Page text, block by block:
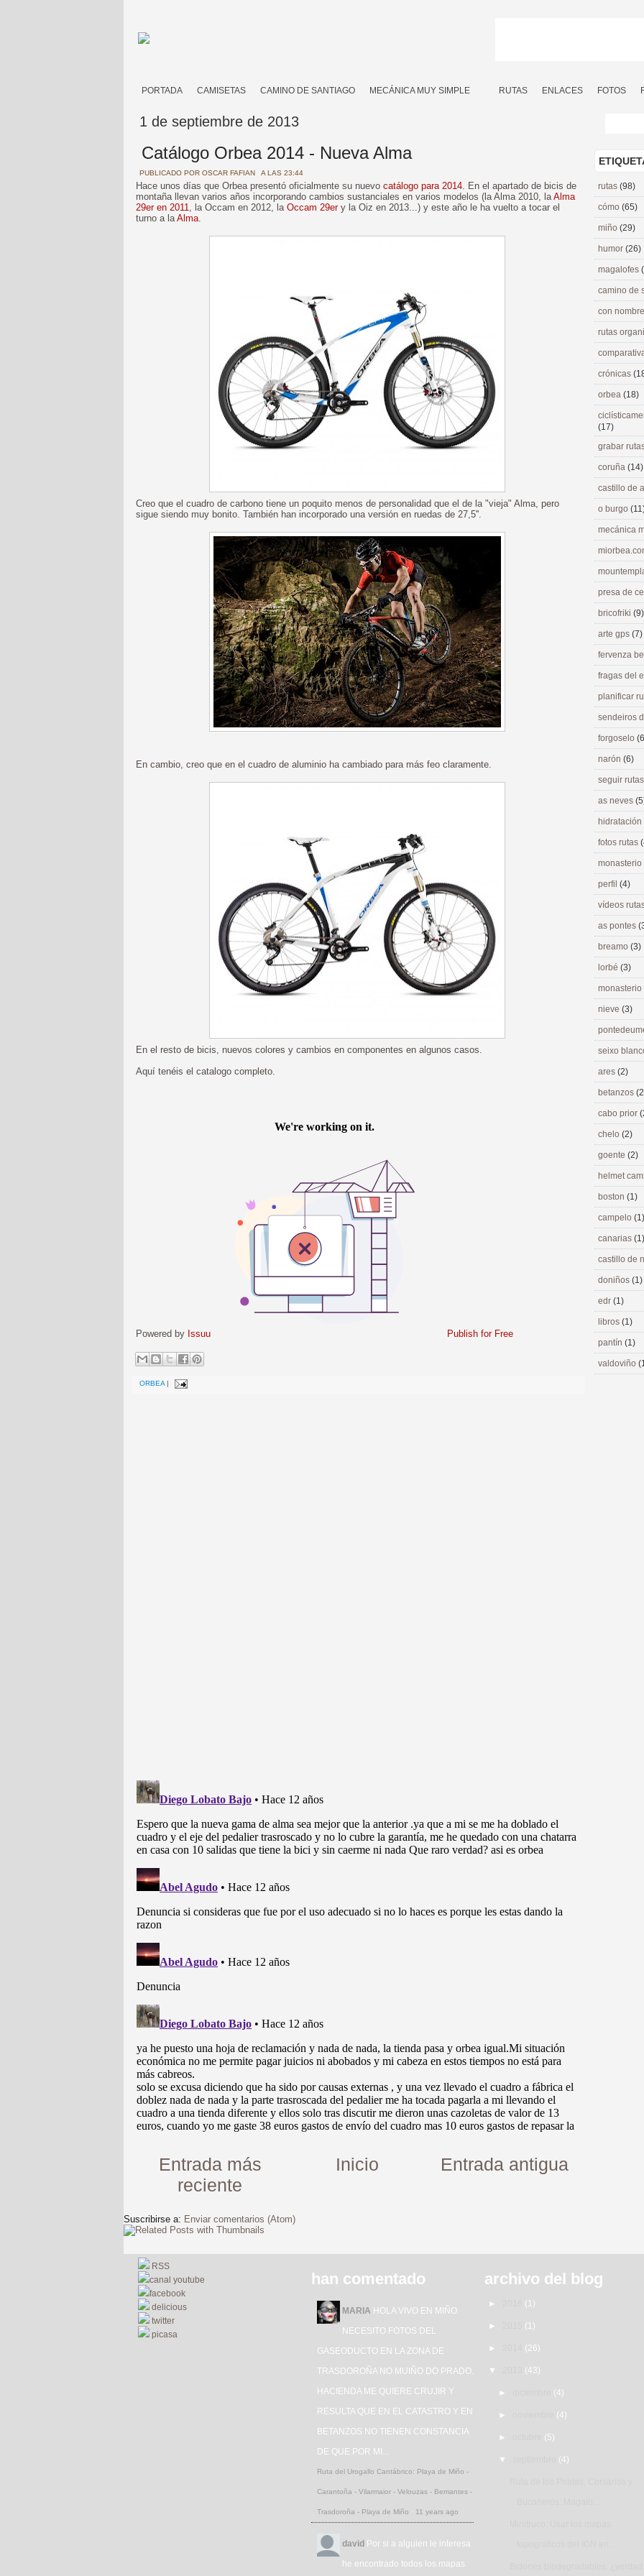
PORTADA CAMISETAS CAMINO DE SANTIAGO MECÁNICA MUY SIMPLE RUTAS ENLACES FOTOS
1 de septiembre de 2013
Catálogo Orbea 2014 - Nueva Alma
PUBLICADO POR OSCAR FAFIAN A LAS 23:44
Hace unos días que Orbea presentó oficialmente su nuevo catálogo para 2014. En el apartado de bicis de
montaña llevan varios años incorporando cambios sustanciales en varios modelos (la Alma 2010, laAlma
29er en 2011, la Occam en 2012, la Occam 29ery la Oiz en 2013...) y este año le ha vuelto a tocar el
turno a laAlma.
Creo que el cuadro de carbono tiene un poquito menos de personalidad que el de la "vieja" Alma, pero
sigue siendo muy bonito. También han incorporado una versión en ruedas de 27,5''.
En cambio, creo que en el cuadro de aluminio ha cambiado para más feo claramente.
En el resto de bicis, nuevos colores y cambios en componentes en algunos casos.
Aquí tenéis el catalogo completo.
Powered by Issuu Publish for Free
ORBEA |
Entrada más
reciente
Entrada antigua
Inicio
Suscribirse a: Enviar comentarios (Atom)
rutas (98)
cómo (65)
miño (29)
humor (26)
magalofes
camino de
con
rutas
crónicas
orbea (18)
(17)
grabar
coruña (14)
castillo de
o burgo
mecánica
presa de
bricofriki (9)
arte gps (7)
fervenza
fragas del
planificar
sendeiros
forgoselo
narón (6)
seguir
as neves
hidratación
fotos rutas
perfil (4)
vídeos
as pontes
breamo (3)
lorbé (3)
nieve (3)
seixo
ares (2)
betanzos
cabo prior
chelo (2)
goente (2)
helmet
boston (1)
campelo (1)
canarias (1)
castillo de
doniños (1)
edr (1)
libros (1)
pantín (1)
valdoviño
RSS
canal youtube
facebook
delicious
twitter
picasa
han comentado
MARIA HOLA VIVO EN MIÑO
NECESITO FOTOS DEL
GASEODUCTO EN LA ZONA DE
TRASDOROÑA NO MUIÑO DO PRADO.
HACIENDA ME QUIERE CRUJIR Y
RESULTA QUE EN EL CATASTRO Y EN
BETANZOS NO TIENEN CONSTANCIA
DE QUE POR MI...
Ruta del Urogallo Cantábrico: Playa de Miño -
Carantoña - Vilarmaior - Velouzas - Bemantes -
Trasdoroña - Playa de Miño · 11 years ago
david Por si a alguien le interesa
he encontrado todos los mapas
archivo del blog
► (1)
► (1)
► (26)
▼ (43)
► (4)
► (4)
► (5)
▼ (4)